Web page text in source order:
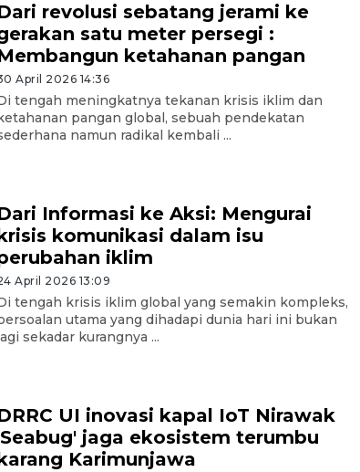
revolusi sebatang jerami ke
satu meter persegi :
ketahanan pangan
April 2026 14:36
tengah meningkatnya tekanan krisis iklim dan
pangan global, sebuah pendekatan
namun radikal kembali ...
Informasi ke Aksi: Mengurai
komunikasi dalam isu
iklim
April 2026 13:09
tengah krisis iklim global yang semakin kompleks,
utama yang dihadapi dunia hari ini bukan
sekadar kurangnya ...
UI inovasi kapal IoT Nirawak
jaga ekosistem terumbu
Karimunjawa